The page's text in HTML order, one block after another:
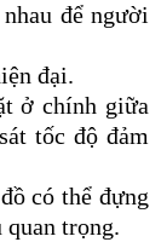
để người
đại.
ở chính giữa
tốc độ đảm
có thể đựng
trọng.